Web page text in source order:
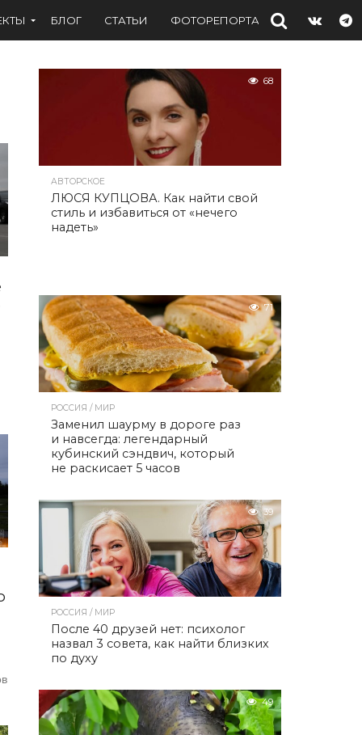
БЛОГ СТАТЬИ ФОТОРЕПОРТАЖИ
68
АВТОРСКОЕ
ЛЮСЯ КУПЦОВА. Как найти свой
стиль и избавиться от «нечего
надеть»
71
РОССИЯ / МИР
Заменил шаурму в дороге раз
и навсегда: легендарный
кубинский сэндвич, который
не раскисает 5 часов
39
РОССИЯ / МИР
После 40 друзей нет: психолог
назвал 3 совета, как найти близких
по духу
49